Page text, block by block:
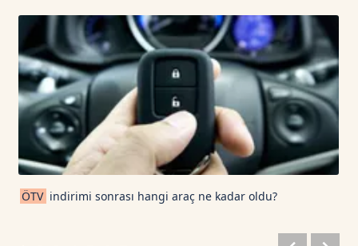
ÖTV indirimi sonrası hangi araç ne kadar oldu?